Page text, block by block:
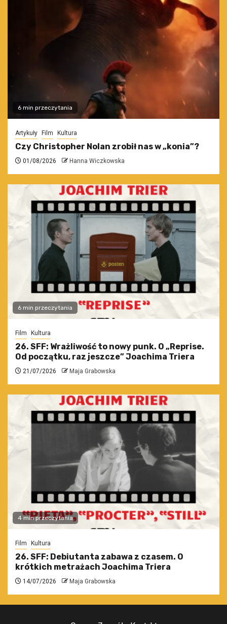
6 min przeczytania
Artykuły Film Kultura
Czy Christopher Nolan zrobił nas w „konia”?
01/08/2026 Hanna Wiczkowska
6 min przeczytania
Film Kultura
26. SFF: Wrażliwość to nowy punk. O „Reprise.
Od początku, raz jeszcze” Joachima Triera
21/07/2026 Maja Grabowska
4 min przeczytania
Film Kultura
26. SFF: Debiutanta zabawa z czasem. O
krótkich metrażach Joachima Triera
14/07/2026 Maja Grabowska